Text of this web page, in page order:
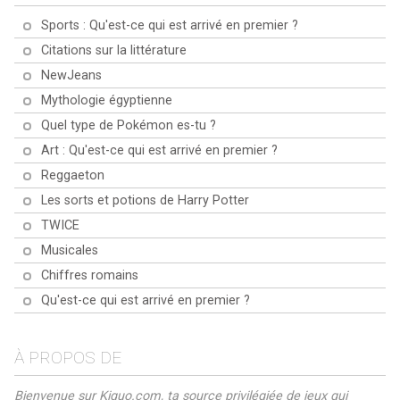
les plus obscurs du monde.
Pourras-tu tous les maîtriser ?
correspondre chaque pays à sa
capitale. Prêts, partez, explorez !
le monde ? Eh bien, tu as de la
chance ! C'est l'heure du quiz sur
la géographie ! Alors, attache ta
le globe !
Sports : Qu'est-ce qui est arrivé en premier ?
Citations sur la littérature
NewJeans
Mythologie égyptienne
Quel type de Pokémon es-tu ?
Art : Qu'est-ce qui est arrivé en premier ?
Reggaeton
Les sorts et potions de Harry Potter
TWICE
Musicales
Chiffres romains
Qu'est-ce qui est arrivé en premier ?
À PROPOS DE
Bienvenue sur Kiquo.com, ta source privilégiée de jeux qui